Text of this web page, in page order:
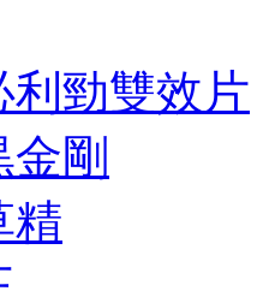
利勁雙效片
剛
精